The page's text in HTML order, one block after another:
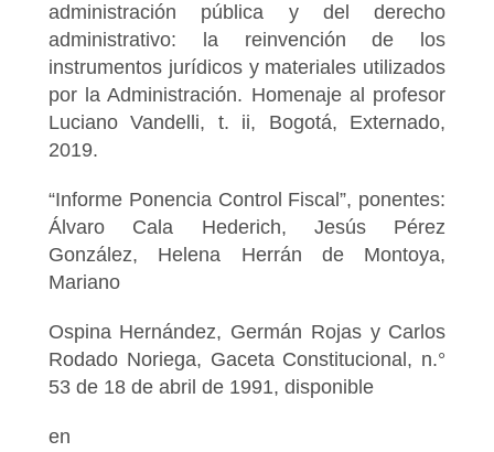
administración pública y del derecho
administrativo: la reinvención de los
instrumentos jurídicos y materiales utilizados
por la Administración. Homenaje al profesor
Luciano Vandelli, t. ii, Bogotá, Externado,
2019.
“Informe Ponencia Control Fiscal”, ponentes:
Álvaro Cala Hederich, Jesús Pérez
González, Helena Herrán de Montoya,
Mariano
Ospina Hernández, Germán Rojas y Carlos
Rodado Noriega, Gaceta Constitucional, n.°
53 de 18 de abril de 1991, disponible
en